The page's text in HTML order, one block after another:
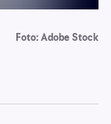
Foto: Adobe Stock